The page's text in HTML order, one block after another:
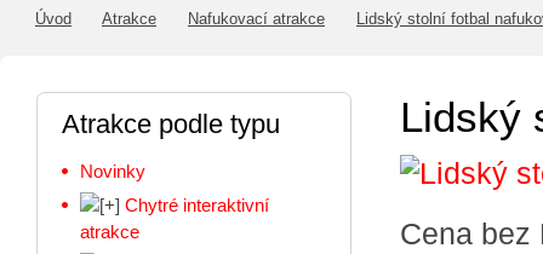
Úvod Atrakce Nafukovací atrakce Lidský stolní fotbal
Lidský
Cena
Atrakce podle typu
Novinky
Chytré interaktivní
atrakce